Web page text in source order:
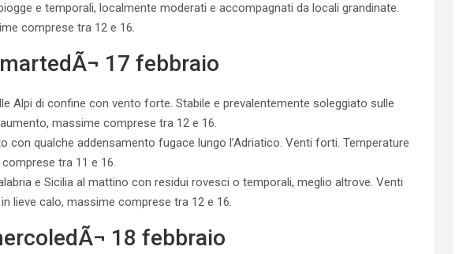
e temporali, localmente moderati e accompagnati da locali grandinate.
comprese tra 12 e 16.
17 febbraio
Alpi di confine con vento forte. Stabile e prevalentemente soleggiato sulle
massime comprese tra 12 e 16.
con qualche addensamento fugace lungo l’Adriatico. Venti forti. Temperature
tra 11 e 16.
e Sicilia al mattino con residui rovesci o temporali, meglio altrove. Venti
lieve calo, massime comprese tra 12 e 16.
18 febbraio